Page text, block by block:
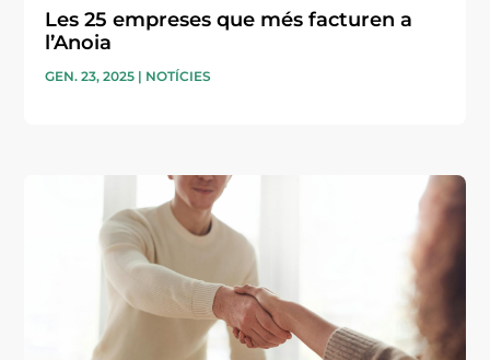
Les 25 empreses que més facturen a
l’Anoia
GEN. 23, 2025 | NOTÍCIES